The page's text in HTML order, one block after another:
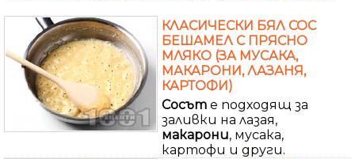
КЛАСИЧЕСКИ БЯЛ СОС
БЕШАМЕЛ С ПРЯСНО
МЛЯКО (ЗА МУСАКА,
МАКАРОНИ, ЛАЗАНЯ,
КАРТОФИ)
Сосът е подходящ за
заливки на лазая,
макарони, мусака,
картофи и други.